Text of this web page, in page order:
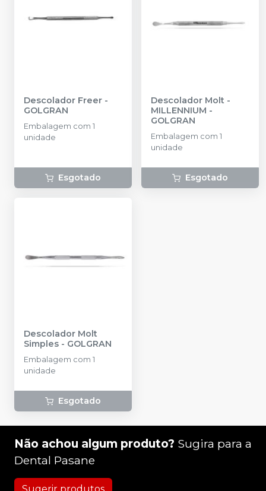
Descolador Freer -
GOLGRAN
Embalagem com 1
unidade
Esgotado
Descolador Molt -
MILLENNIUM -
GOLGRAN
Embalagem com 1
unidade
Esgotado
Descolador Molt
Simples - GOLGRAN
Embalagem com 1
unidade
Esgotado
Não achou algum produto? Sugira para a
Dental Pasane